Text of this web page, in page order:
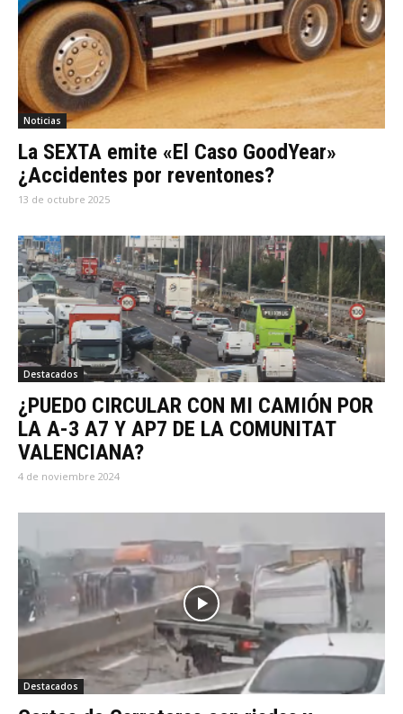
Noticias
La SEXTA emite «El Caso GoodYear»
¿Accidentes por reventones?
13 de octubre 2025
Destacados
¿PUEDO CIRCULAR CON MI CAMIÓN POR
LA A-3 A7 Y AP7 DE LA COMUNITAT
VALENCIANA?
4 de noviembre 2024
Destacados